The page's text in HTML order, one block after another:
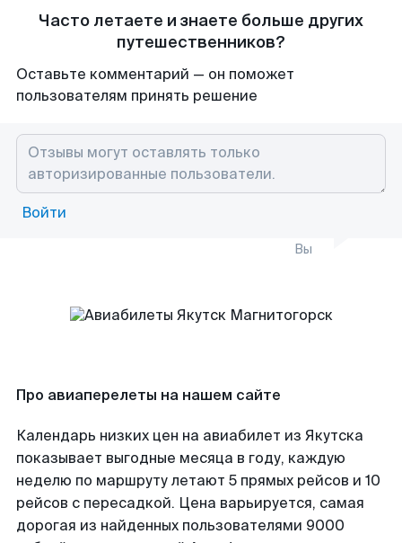
Часто летаете и знаете больше других
путешественников?
Оставьте комментарий — он поможет
пользователям принять решение
Войти
Вы
Про авиаперелеты на нашем сайте
Календарь низких цен на авиабилет из Якутска
показывает выгодные месяца в году, каждую
неделю по маршруту летают 5 прямых рейсов и 10
рейсов с пересадкой. Цена варьируется, самая
дорогая из найденных пользователями 9000